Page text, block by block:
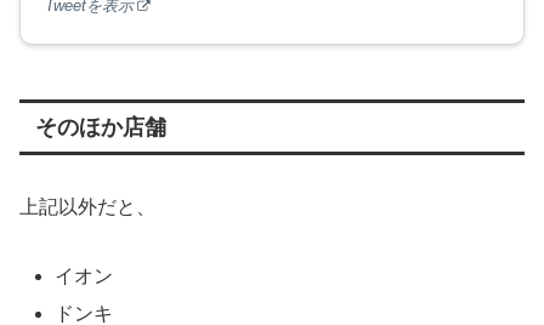
Tweetを表示
そのほか店舗
上記以外だと、
イオン
ドンキ